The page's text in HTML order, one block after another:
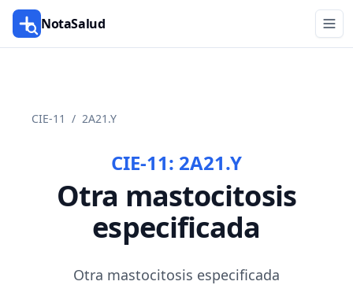
NotaSalud
CIE-11 / 2A21.Y
CIE-11: 2A21.Y
Otra mastocitosis
especificada
Otra mastocitosis especificada